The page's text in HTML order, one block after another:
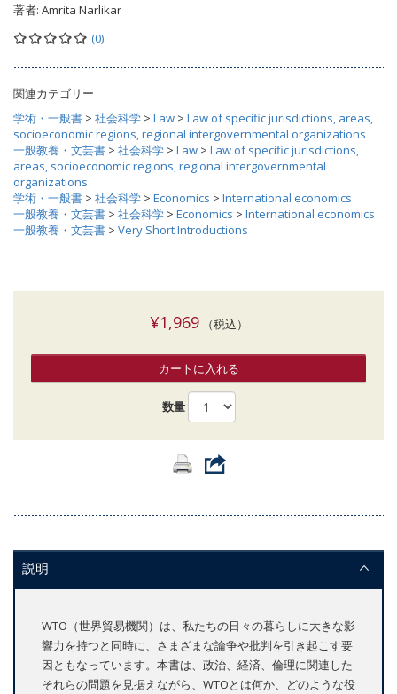
著者: Amrita Narlikar
(0)
関連カテゴリー
学術・一般書 > 社会科学 > Law > Law of specific jurisdictions, areas,
socioeconomic regions, regional intergovernmental organizations
一般教養・文芸書 > 社会科学 > Law > Law of specific jurisdictions,
areas, socioeconomic regions, regional intergovernmental
organizations
学術・一般書 > 社会科学 > Economics > International economics
一般教養・文芸書 > 社会科学 > Economics > International economics
一般教養・文芸書 > Very Short Introductions
¥1,969（税込）
カートに入れる
数量
説明
WTO（世界貿易機関）は、私たちの日々の暮らしに大きな影
響力を持つと同時に、さまざまな論争や批判を引き起こす要
因ともなっています。本書は、政治、経済、倫理に関連した
それらの問題を見据えながら、WTOとは何か、どのような役